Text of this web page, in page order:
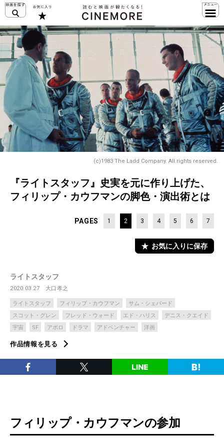
(c)1983 The Ladd Company. All.rights reserved.
『ライトスタッフ』史実を元に作り上げた、
フィリップ・カウフマンの脚色・演出術とは
PAGES 1 2 3 4 5 6 7
お気に入りに保存
ライトスタッフ
2020.03.27 大口孝之
ライトスタッフ フィリップ・カウフマン
サム・シェパード
スコット・グレン
フレッド・ウォード エド・ハリス
デニス・クエイド
宇宙
SF アポロ ドラマ アドベンチャー 洋画
作品情報を見る
フィリップ・カウフマンの参加